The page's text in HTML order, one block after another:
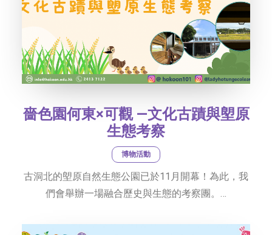
嗇色園何東×可觀 —文化古蹟與塱原
生態考察
博物活動
古洞北的塱原自然生態公園已於11月開幕！為此，我
們會舉辦一場融合歷史與生態的考察團。…